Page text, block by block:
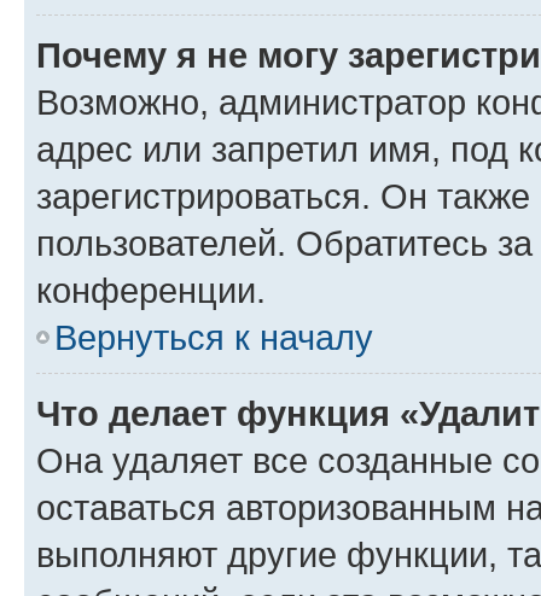
Почему я не могу
Возможно, администратор
адрес или запретил имя, под
зарегистрироваться. Он
пользователей. Обратитесь
конференции.
Вернуться к началу
Что делает функция
Она удаляет все созданные
оставаться авторизованным
выполняют другие функции,